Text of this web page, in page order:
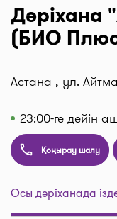
Дәріхана
(БИО
Астана , ул.
23:00-ге дейін
Қоңырау шалу
Осы дәріханада